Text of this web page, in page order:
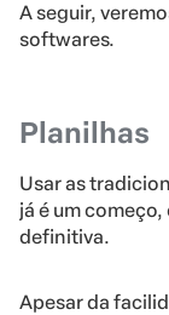
A seguir,
softwares.
Planilhas
Usar as
já é um
definitiva.
Apesar da